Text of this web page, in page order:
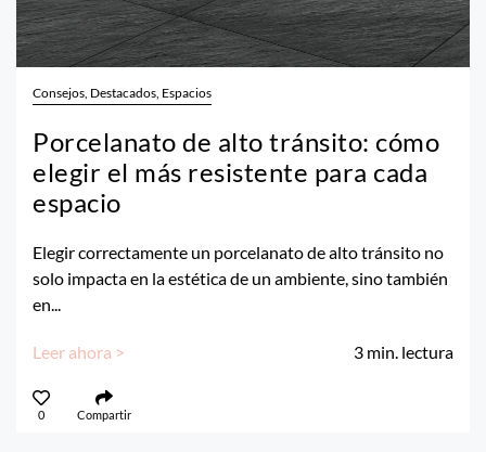
Consejos, Destacados, Espacios
Porcelanato de alto tránsito: cómo
elegir el más resistente para cada
espacio
Elegir correctamente un porcelanato de alto tránsito no
solo impacta en la estética de un ambiente, sino también
en...
Leer ahora > 3 min. lectura
0 Compartir